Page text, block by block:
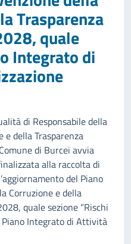
Trasparenza
quale
Integrato di
di Responsabile della
e della Trasparenza
di Burcei avvia
alla raccolta di
del Piano
Corruzione e della
quale sezione “Rischi
Integrato di Attività